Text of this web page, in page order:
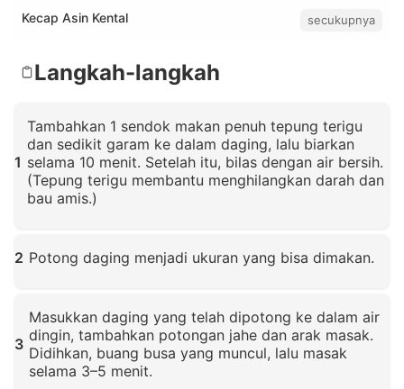
Kecap Asin Kental secukupnya
Langkah-langkah
1
Tambahkan 1 sendok makan penuh tepung terigu
dan sedikit garam ke dalam daging, lalu biarkan
selama 10 menit. Setelah itu, bilas dengan air bersih.
(Tepung terigu membantu menghilangkan darah dan
bau amis.)
2 Potong daging menjadi ukuran yang bisa dimakan.
3
Masukkan daging yang telah dipotong ke dalam air
dingin, tambahkan potongan jahe dan arak masak.
Didihkan, buang busa yang muncul, lalu masak
selama 3–5 menit.